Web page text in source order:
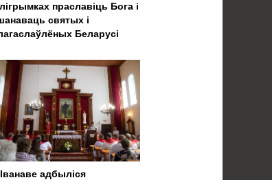
праславіць Бога і
святых і
Беларусі
адбыліся